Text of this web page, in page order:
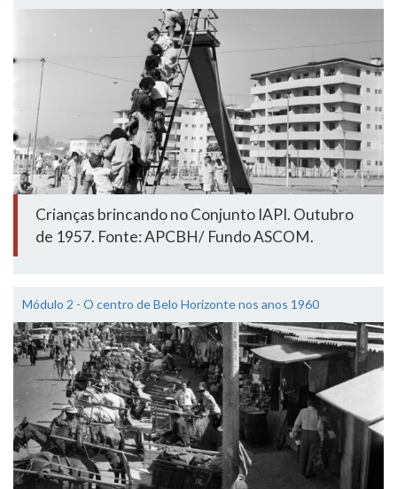
Crianças brincando no Conjunto IAPI. Outubro
de 1957. Fonte: APCBH/ Fundo ASCOM.
Módulo 2 - O centro de Belo Horizonte nos anos 1960